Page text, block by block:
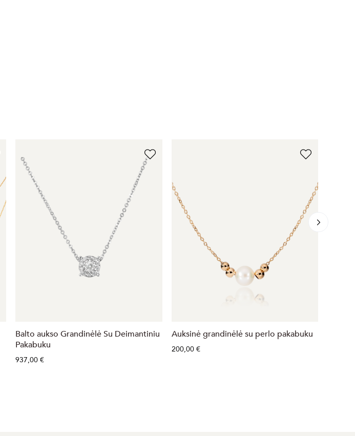
Balto aukso Grandinėlė Su Deimantiniu
Pakabuku
937,00 €
Auksinė grandinėlė su perlo pakabuku
200,00 €